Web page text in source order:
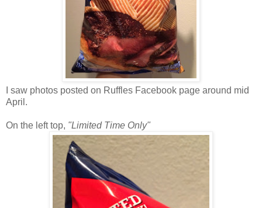
I saw photos posted on Ruffles Facebook page around mid
April.
On the left top, "Limited Time Only"